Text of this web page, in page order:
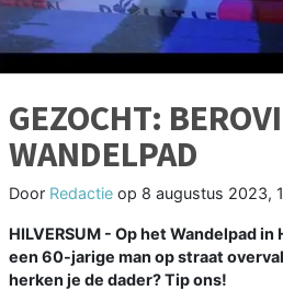
GEZOCHT:
WANDELPAD
Door Redactie op 8 augustus 2023,
HILVERSUM - Op het Wandelpad in
een 60-jarige man op straat
herken je de dader? Tip ons!